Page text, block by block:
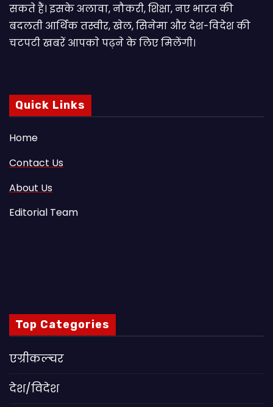
सकते हैं। इसके अलावा, नौकरी, शिक्षा, नए भारत की
बदलती आर्थिक तस्वीर, खेल, सिनेमा और देश-विदेश की
चटपटी खबरें आपकाे पढ़ने के लिए मिलेंगी।
Quick Links
Home
Contact Us
About Us
Editorial Team
Top Categories
एग्रीकल्चर
देश/विदेश